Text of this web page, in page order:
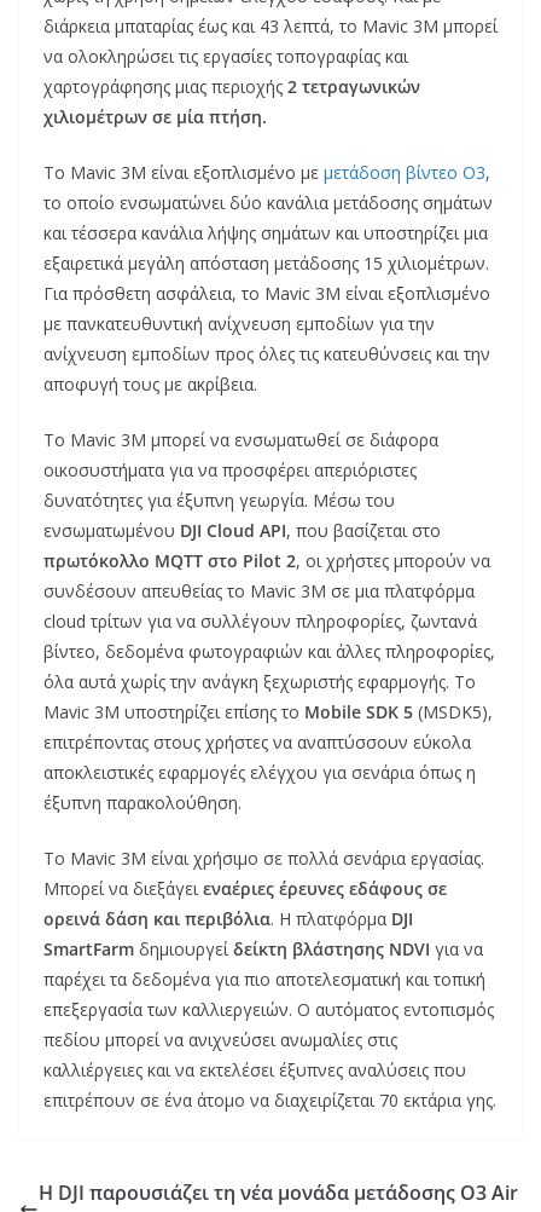
διάρκεια μπαταρίας έως και 43 λεπτά, το Mavic 3M μπορεί
να ολοκληρώσει τις εργασίες τοπογραφίας και
χαρτογράφησης μιας περιοχής 2 τετραγωνικών
χιλιομέτρων σε μία πτήση.
Το Mavic 3M είναι εξοπλισμένο με μετάδοση βίντεο O3,
το οποίο ενσωματώνει δύο κανάλια μετάδοσης σημάτων
και τέσσερα κανάλια λήψης σημάτων και υποστηρίζει μια
εξαιρετικά μεγάλη απόσταση μετάδοσης 15 χιλιομέτρων.
Για πρόσθετη ασφάλεια, το Mavic 3M είναι εξοπλισμένο
με πανκατευθυντική ανίχνευση εμποδίων για την
ανίχνευση εμποδίων προς όλες τις κατευθύνσεις και την
αποφυγή τους με ακρίβεια.
Το Mavic 3M μπορεί να ενσωματωθεί σε διάφορα
οικοσυστήματα για να προσφέρει απεριόριστες
δυνατότητες για έξυπνη γεωργία. Μέσω του
ενσωματωμένου DJI Cloud API, που βασίζεται στο
πρωτόκολλο MQTT στο Pilot 2, οι χρήστες μπορούν να
συνδέσουν απευθείας το Mavic 3M σε μια πλατφόρμα
cloud τρίτων για να συλλέγουν πληροφορίες, ζωντανά
βίντεο, δεδομένα φωτογραφιών και άλλες πληροφορίες,
όλα αυτά χωρίς την ανάγκη ξεχωριστής εφαρμογής. Το
Mavic 3M υποστηρίζει επίσης το Mobile SDK 5 (MSDK5),
επιτρέποντας στους χρήστες να αναπτύσσουν εύκολα
αποκλειστικές εφαρμογές ελέγχου για σενάρια όπως η
έξυπνη παρακολούθηση.
Το Mavic 3M είναι χρήσιμο σε πολλά σενάρια εργασίας.
Μπορεί να διεξάγειεναέριες έρευνες εδάφους σε
ορεινά δάση και περιβόλια. Η πλατφόρμα DJI
SmartFarm δημιουργείδείκτη βλάστησης NDVI για να
παρέχει τα δεδομένα για πιο αποτελεσματική και τοπική
επεξεργασία των καλλιεργειών. Ο αυτόματος εντοπισμός
πεδίου μπορεί να ανιχνεύσει ανωμαλίες στις
καλλιέργειες και να εκτελέσει έξυπνες αναλύσεις που
επιτρέπουν σε ένα άτομο να διαχειρίζεται 70 εκτάρια γης.
Η DJI παρουσιάζει τη νέα μονάδα μετάδοσης O3 Air